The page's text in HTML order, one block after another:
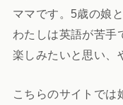
ママです。5歳の娘
わたしは英語が苦手
楽しみたいと思い、
こちらのサイトでは